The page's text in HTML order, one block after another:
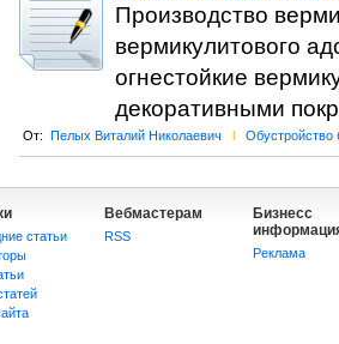
Производство
вермикулитового
огнестойкие
декоративными
От: Пелых Виталий Николаевич l Обустройство
статьи
Вебмастерам
RSS
Бизнесс
Реклама